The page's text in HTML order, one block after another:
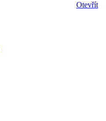
Otevřít